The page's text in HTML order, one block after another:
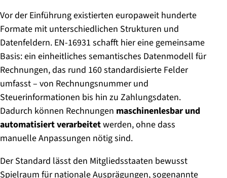
Vor der Einführung existierten europaweit hunderte
Formate mit unterschiedlichen Strukturen und
Datenfeldern. EN-16931 schafft hier eine gemeinsame
Basis: ein einheitliches semantisches Datenmodell für
Rechnungen, das rund 160 standardisierte Felder
umfasst – von Rechnungsnummer und
Steuerinformationen bis hin zu Zahlungsdaten.
Dadurch können Rechnungen maschinenlesbar und
automatisiert verarbeitetwerden, ohne dass
manuelle Anpassungen nötig sind.
Der Standard lässt den Mitgliedsstaaten bewusst
Spielraum für nationale Ausprägungen, sogenannte